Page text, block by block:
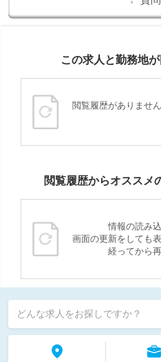
この求人と勤務地
閲覧履歴がありませ
閲覧履歴からオススメ
情報の読み
画面の更新をしても
経ってから
どんな求人をお探しですか？